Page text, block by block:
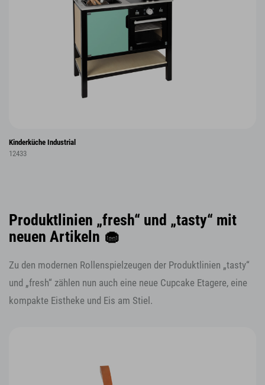
Kinderküche Industrial
12433
Produktlinien „fresh“ und „tasty“ mit
neuen Artikeln 🧁
Zu den modernen Rollenspielzeugen der Produktlinien „tasty“
und „fresh“ zählen nun auch eine neue Cupcake Etagere, eine
kompakte Eistheke und Eis am Stiel.